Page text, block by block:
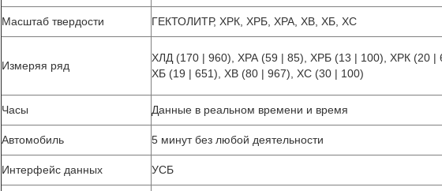
Масштаб твердости ГЕКТОЛИТР, ХРК, ХРБ, ХРА, ХВ, ХБ, ХС
Измеряя ряд
ХЛД (170 | 960), ХРА (59 | 85), ХРБ (13 | 100), ХРК (20 |
ХБ (19 | 651), ХВ (80 | 967), ХС (30 | 100)
Часы Данные в реальном времени и время
Автомобиль 5 минут без любой деятельности
Интерфейс данных УСБ